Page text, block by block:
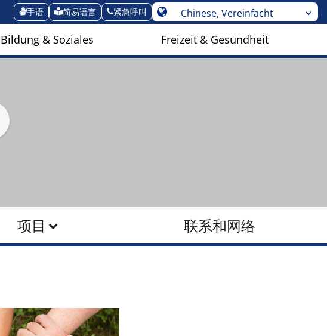
手语 简易语言 紧急呼叫
Bildung & Soziales Freizeit & Gesundheit
项目 联系和网络